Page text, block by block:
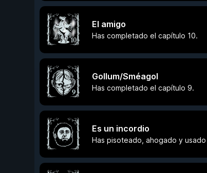
El amigo
Has completado el capítulo 10.
Gollum/Sméagol
Has completado el capítulo 9.
Es un incordio
Has pisoteado, ahogado y